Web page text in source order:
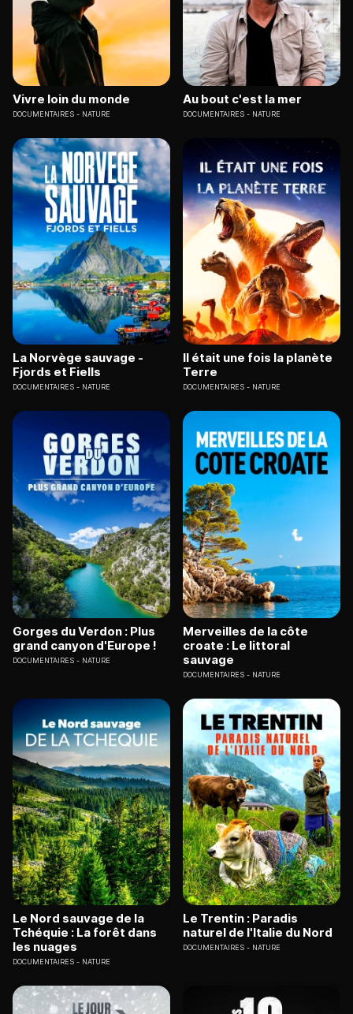
Vivre loin du monde
DOCUMENTAIRES NATURE
Au bout c'est la mer
DOCUMENTAIRES NATURE
La Norvège sauvage -
Fjords et Fiells
DOCUMENTAIRES NATURE
Il était une fois la planète
Terre
DOCUMENTAIRES NATURE
Gorges du Verdon : Plus
grand canyon d'Europe !
DOCUMENTAIRES NATURE
Merveilles de la côte
croate : Le littoral
sauvage
DOCUMENTAIRES NATURE
Le Nord sauvage de la
Tchéquie : La forêt dans
les nuages
DOCUMENTAIRES NATURE
Le Trentin : Paradis
naturel de l'Italie du Nord
DOCUMENTAIRES NATURE